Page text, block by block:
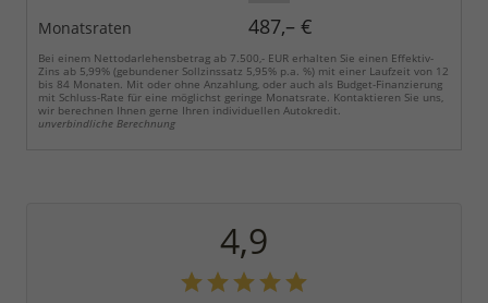
Monatsraten
487,– €
Bei einem Nettodarlehensbetrag ab 7.500,- EUR erhalten Sie einen Effektiv-
Zins ab 5,99% (gebundener Sollzinssatz 5,95% p.a. %) mit einer Laufzeit von 12
bis 84 Monaten. Mit oder ohne Anzahlung, oder auch als Budget-Finanzierung
mit Schluss-Rate für eine möglichst geringe Monatsrate. Kontaktieren Sie uns,
wir berechnen Ihnen gerne Ihren individuellen Autokredit.
unverbindliche Berechnung
4,9